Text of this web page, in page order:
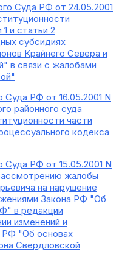
Суда РФ от 24.05.2001
и статьи 2
субсидиях
Крайнего Севера и
в связи с жалобами
Суда РФ от 16.05.2001 N
районного суда
части
кодекса
Суда РФ от 15.05.2001 N
жалобы
на нарушение
Закона РФ "Об
в редакции
изменений и
РФ "Об основах
Свердловской